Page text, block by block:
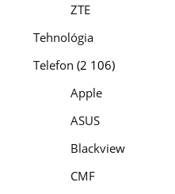
ZTE
Tehnológia
Telefon (2 106)
Apple
ASUS
Blackview
CMF